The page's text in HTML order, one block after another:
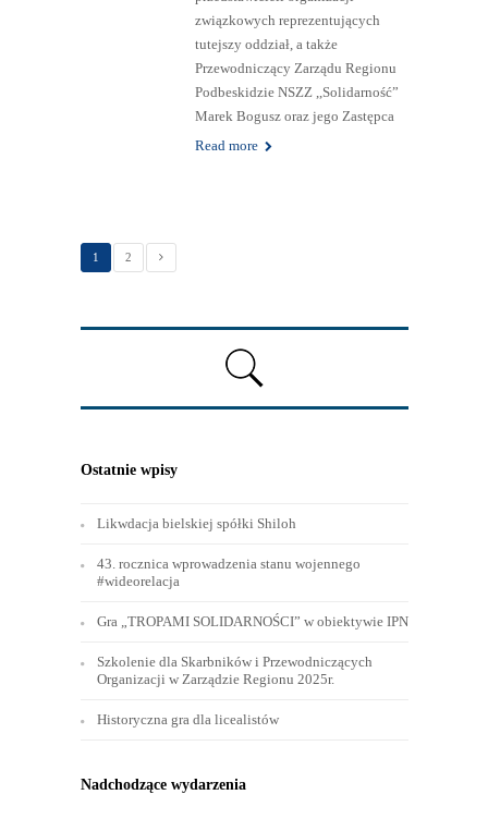
związkowych reprezentujących
tutejszy oddział, a także
Przewodniczący Zarządu Regionu
Podbeskidzie NSZZ ,,Solidarność”
Marek Bogusz oraz jego Zastępca
Read more
1 2
Ostatnie wpisy
Likwdacja bielskiej spółki Shiloh
43. rocznica wprowadzenia stanu wojennego
#wideorelacja
Gra „TROPAMI SOLIDARNOŚCI” w obiektywie IPN
Szkolenie dla Skarbników i Przewodniczących
Organizacji w Zarządzie Regionu 2025r.
Historyczna gra dla licealistów
Nadchodzące wydarzenia